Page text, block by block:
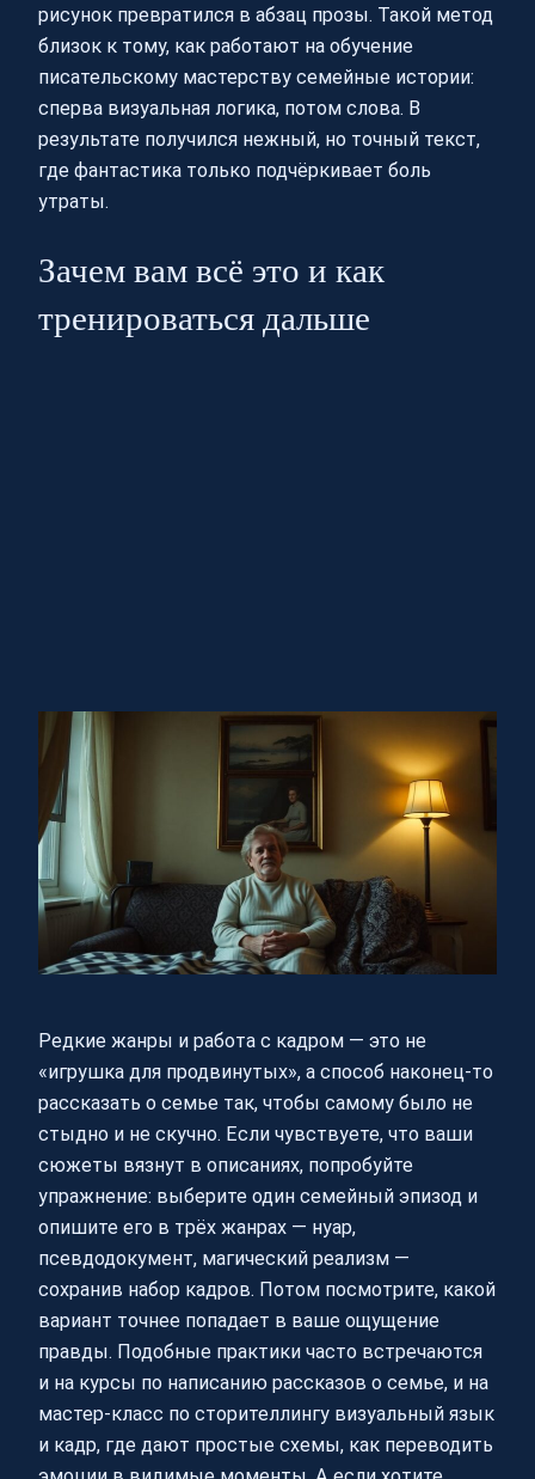
рисунок превратился в абзац прозы. Такой метод
близок к тому, как работают на обучение
писательскому мастерству семейные истории:
сперва визуальная логика, потом слова. В
результате получился нежный, но точный текст,
где фантастика только подчёркивает боль
утраты.
Зачем вам всё это и как
тренироваться дальше
Редкие жанры и работа с кадром — это не
«игрушка для продвинутых», а способ наконец‑то
рассказать о семье так, чтобы самому было не
стыдно и не скучно. Если чувствуете, что ваши
сюжеты вязнут в описаниях, попробуйте
упражнение: выберите один семейный эпизод и
опишите его в трёх жанрах — нуар,
псевдодокумент, магический реализм —
сохранив набор кадров. Потом посмотрите, какой
вариант точнее попадает в ваше ощущение
правды. Подобные практики часто встречаются
и на курсы по написанию рассказов о семье, и на
мастер‑класс по сторителлингу визуальный язык
и кадр, где дают простые схемы, как переводить